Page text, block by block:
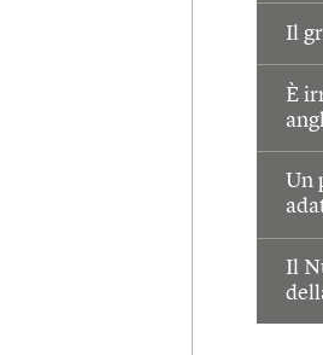
Il
È
Un
Il